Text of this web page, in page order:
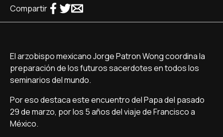
Compartir
El arzobispo mexicano Jorge Patron Wong coordina la
preparación de los futuros sacerdotes en todos los
seminarios del mundo.
Por eso destaca este encuentro del Papa del pasado
29 de marzo, por los 5 años del viaje de Francisco a
México.